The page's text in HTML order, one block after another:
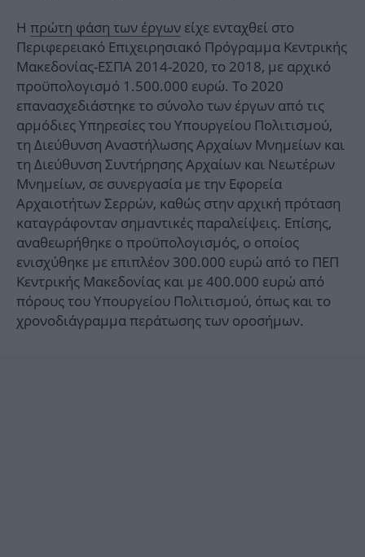
Η πρώτη φάση των έργων είχε ενταχθεί στο
Περιφερειακό Επιχειρησιακό Πρόγραμμα Κεντρικής
Μακεδονίας-ΕΣΠΑ 2014-2020, το 2018, με αρχικό
προϋπολογισμό 1.500.000 ευρώ. Το 2020
επανασχεδιάστηκε το σύνολο των έργων από τις
αρμόδιες Υπηρεσίες του Υπουργείου Πολιτισμού,
τη Διεύθυνση Αναστήλωσης Αρχαίων Μνημείων και
τη Διεύθυνση Συντήρησης Αρχαίων και Νεωτέρων
Μνημείων, σε συνεργασία με την Εφορεία
Αρχαιοτήτων Σερρών, καθώς στην αρχική πρόταση
καταγράφονταν σημαντικές παραλείψεις. Επίσης,
αναθεωρήθηκε ο προϋπολογισμός, ο οποίος
ενισχύθηκε με επιπλέον 300.000 ευρώ από το ΠΕΠ
Κεντρικής Μακεδονίας και με 400.000 ευρώ από
πόρους του Υπουργείου Πολιτισμού, όπως και το
χρονοδιάγραμμα περάτωσης των οροσήμων.